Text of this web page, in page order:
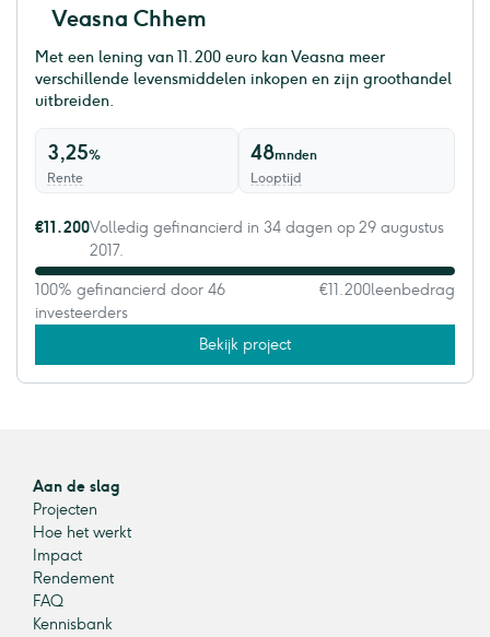
Veasna Chhem
Met een lening van 11.200 euro kan Veasna meer
verschillende levensmiddelen inkopen en zijn groothandel
uitbreiden.
3,25%
Rente
48mnden
Looptijd
€11.200Volledig gefinancierd in 34 dagen op 29 augustus
2017.
100% gefinancierd door 46
investeerders
€11.200leenbedrag
Bekijk project
Aan de slag
Projecten
Hoe het werkt
Impact
Rendement
FAQ
Kennisbank